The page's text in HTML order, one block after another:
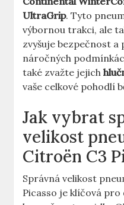
UltraGrip. Tyto
výbornou trakci, ale
zvyšuje bezpečnost
náročných
také zvažte jejich
vaše celkové pohodlí
Jak vybrat
velikost
Citroën C3
Správná velikost
Picasso je klíčová